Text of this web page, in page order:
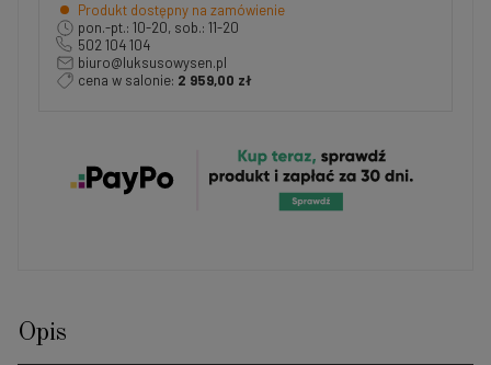
Produkt dostępny na zamówienie
pon.-pt.: 10-20, sob.: 11-20
502 104 104
biuro@luksusowysen.pl
cena w salonie: 2 959,00 zł
Opis